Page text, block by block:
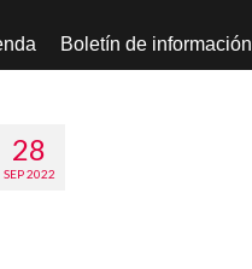
Boletín de información
28
SEP 2022